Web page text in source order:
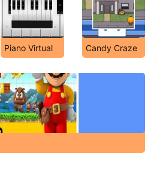
Piano Virtual Candy Craze